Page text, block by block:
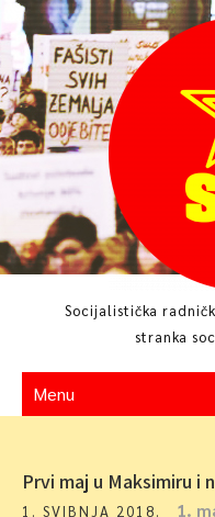
Skip
to
content
Socijalistička
stranka
Menu
Prvi maj u Maksimiru i
1. SVIBNJA 2018. 1.